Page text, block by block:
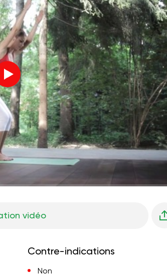
Voix de l'instructeur
le vol de l'âme
paix intérieure
rêves du matin
fraîcheur de la forêt
pluie d'été
silence des montagnes
brise de mer
la voix du vent
forêt de printemps
vidéo
Contre-indications
Non